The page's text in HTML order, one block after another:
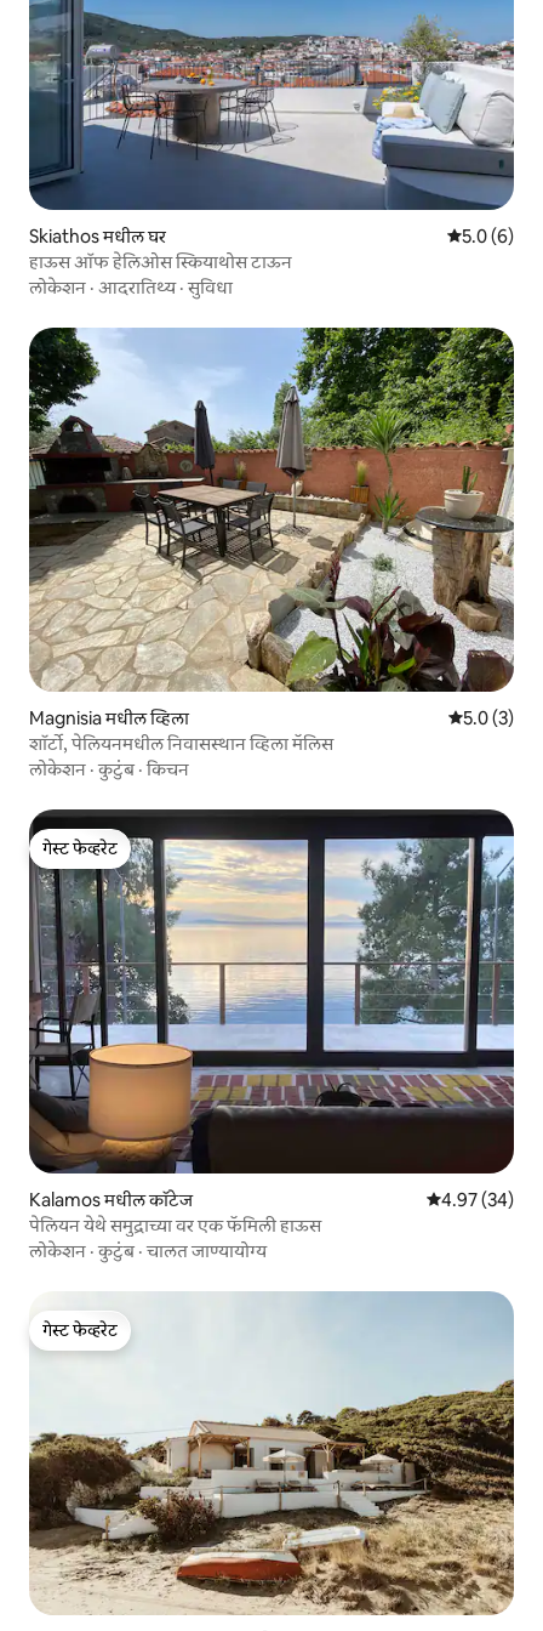
Skiathos मधील घर 5 पैकी 5.0
5.0 (6)
हाऊस ऑफ हेलिओस स्कियाथोस टाऊन
लोकेशन · आदरातिथ्य·सुविधा
Magnisia मधील व्हिला 5 पैकी 5.0
5.0 (3)
शॉर्टो, पेलियनमधील निवासस्थान व्हिला मॅलिस
लोकेशन ·कुटुंब·किचन
गेस्ट फेव्हरेट
गेस्ट फेव्हरेट
Kalamos मधील कॉटेज 5 पैकी 4.97
4.97 (34)
पेलियन येथे समुद्राच्या वर एक फॅमिली हाऊस
लोकेशन ·कुटुंब·चालत जाण्यायोग्य
गेस्ट फेव्हरेट
गेस्ट फेव्हरेट